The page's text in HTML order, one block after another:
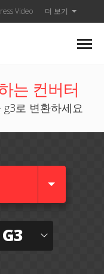
Video 더 보기
는 컨버터
로 변환하세요
G3